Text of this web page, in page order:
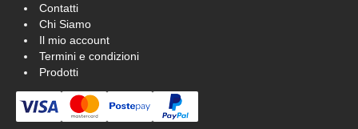
Contatti
Chi Siamo
Il mio account
Termini e condizioni
Prodotti